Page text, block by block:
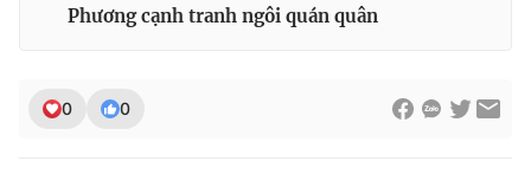
Phương cạnh tranh ngôi quán quân
0 0